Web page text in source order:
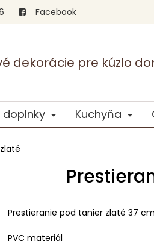
dekorácie pre kúzlo
Facebook
doplnky Kuchyňa
Prestieranie pod tanier zlaté 37 cm
PVC materiál